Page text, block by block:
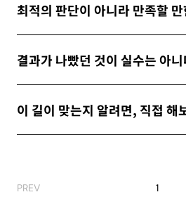
개인정보 수집 및 이용약관 에 동의합니
최적의 판단이 아니라 만족할
결과가 나빴던 것이 실수는 아
이 길이 맞는지 알려면, 직접 해
PREV 1